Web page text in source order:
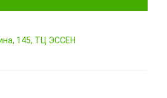
145, ТЦ ЭССЕН